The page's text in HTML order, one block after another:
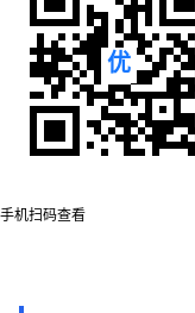
手机扫码查看